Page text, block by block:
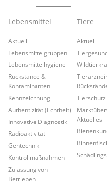
Lebensmittel
Aktuell
Lebensmittelgruppen
Lebensmittelhygiene
Rückstände &
Kontaminanten
Kennzeichnung
Authentizität (Echtheit)
Innovative Diagnostik
Radioaktivität
Gentechnik
Kontrollmaßnahmen
Zulassung von
Betrieben
Tiere
Aktuell
Tierschutz
Aktuelles